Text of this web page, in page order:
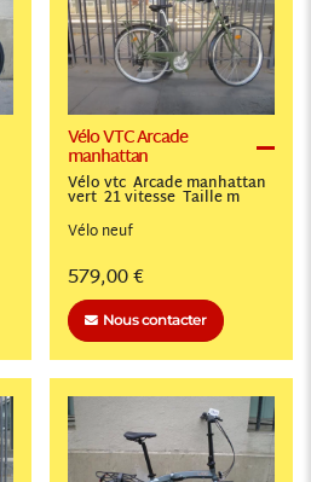
Vélo VTC Arcade
manhattan
Vélo vtc Arcade manhattan
vert 21 vitesse Taille m
Véloneuf
579,00 €
Nous contacter